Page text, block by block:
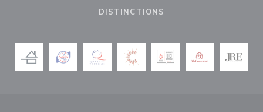
DISTINCTIONS